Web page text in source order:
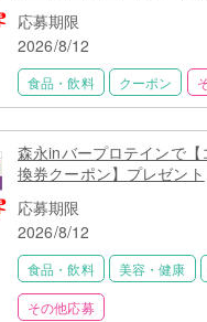
応募期限
2026/8/12
食品・飲料 クーポン
森永inバープロテインで【
換券クーポン】プレゼント
応募期限
2026/8/12
食品・飲料 美容・健康
その他応募